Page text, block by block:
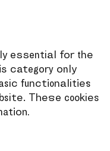
essential for the
category only
functionalities
These cookies